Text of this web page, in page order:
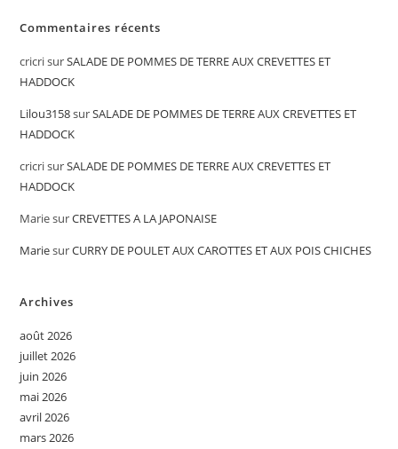
Commentaires récents
cricrisurSALADE DE POMMES DE TERRE AUX CREVETTES ET
HADDOCK
Lilou3158surSALADE DE POMMES DE TERRE AUX CREVETTES ET
HADDOCK
cricrisurSALADE DE POMMES DE TERRE AUX CREVETTES ET
HADDOCK
MariesurCREVETTES A LA JAPONAISE
MariesurCURRY DE POULET AUX CAROTTES ET AUX POIS CHICHES
Archives
août 2026
juillet 2026
juin 2026
mai 2026
avril 2026
mars 2026